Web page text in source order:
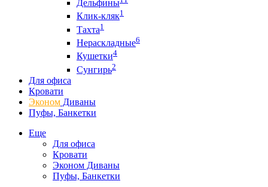
Дельфины
Клик-кляк1
Тахта1
Нераскладные6
Кушетки4
Сунгирь2
Для офиса
Кровати
Эконом Диваны
Пуфы, Банкетки
Еще
Для офиса
Кровати
Эконом Диваны
Пуфы, Банкетки